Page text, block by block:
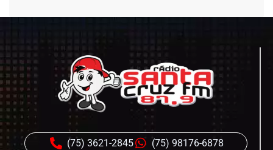
(75) 3621-2845 (75) 98176-6878